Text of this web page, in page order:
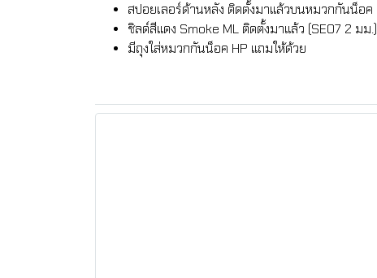
สปอยเลอร์ด้านหลัง ติดตั้งมาแล้วบนหมวกกันน็อค
ชิลด์สีแดง Smoke ML ติดตั้งมาแล้ว (SE07 2 มม.)
มีถุงใส่หมวกกันน็อค HP แถมให้ด้วย